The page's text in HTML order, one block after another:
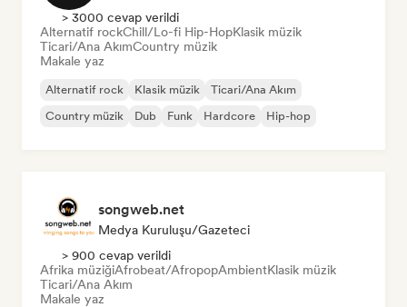
> 3000 cevap verildi
Alternatif rockChill/Lo-fi Hip-HopKlasik müzik
Ticari/Ana AkımCountry müzik
Makale yaz
Alternatif rock Klasik müzik
Ticari/Ana Akım
Country müzik
Dub Funk Hardcore Hip-hop
songweb.net
Medya Kuruluşu/Gazeteci
> 900 cevap verildi
Afrika müziğiAfrobeat/AfropopAmbientKlasik müzik
Ticari/Ana Akım
Makale yaz